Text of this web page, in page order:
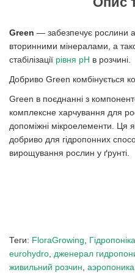
Green — забезпечує рослини
вторинними мінералами, а
стабілізації рівня pH в розчині.
Добриво Green комбінується
Green в поєднанні з
комплексне харчування для
допоміжні мікроелементи. Ця
добриво для гідропонних
вирощування рослин у ґрунті.
Теги: FloraGrowing Гідропоніка
eurohydro дженерал
живильний розчин